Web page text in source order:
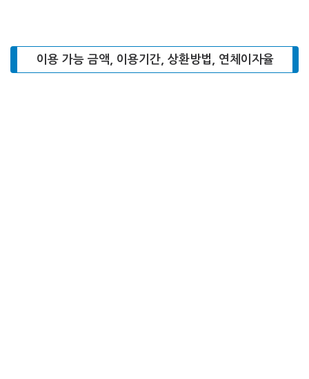
이용 가능 금액, 이용기간, 상환방법, 연체이자율